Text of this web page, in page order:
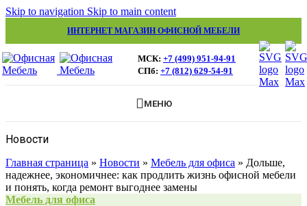
Skip to navigation Skip to main content
ИНТЕРНЕТ МАГАЗИН ОФИСНОЙ МЕБЕЛИ
МСК: +7 (499) 951-94-91
СПб: +7 (812) 629-54-91
МЕНЮ
Новости
Главная страница » Новости » Мебель для офиса » Дольше,
надежнее, экономичнее: как продлить жизнь офисной мебели
и понять, когда ремонт выгоднее замены
Мебель для офиса